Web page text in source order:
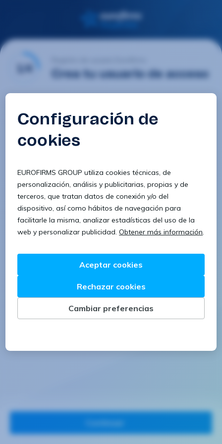
1/4 Crea tu usuario de acceso
Contraseña
Confirmar contraseña
8 caracteres 1 letra minúscula
1 letra mayúscula 1 número